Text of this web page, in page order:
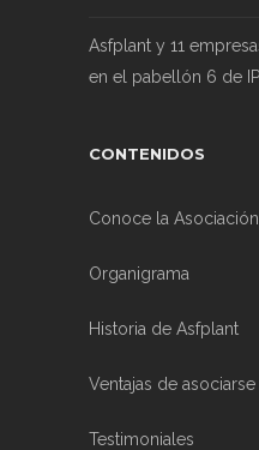
Asfplant y 11
en el pabellón 6 de
CONTENIDOS
Conoce la Asociación
Organigrama
Historia de Asfplant
Ventajas de asociarse
Testimoniales